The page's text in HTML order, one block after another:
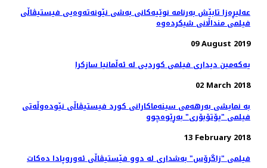
عه‌لیڕه‌زا تابێش به‌رنامه‌ نوێیه‌کانی به‌شی نێونه‌ته‌وه‌یی فیستیڤاڵی
09 August 2019
یەکەمین دیداری فیلمی کوردیی لە ئەڵمانیا سازکرا
02 March 2018
بە نمایشی بەرهەمی سینەماکارانی کورد فیستیڤاڵی نێودەوڵەتی
فیلمی "یۆتۆبۆری" بەڕێوەچوو
13 February 2018
فیلمی "زاگرۆس" بەشداری لە دوو فێستیڤاڵی ئەوروپادا دەکات